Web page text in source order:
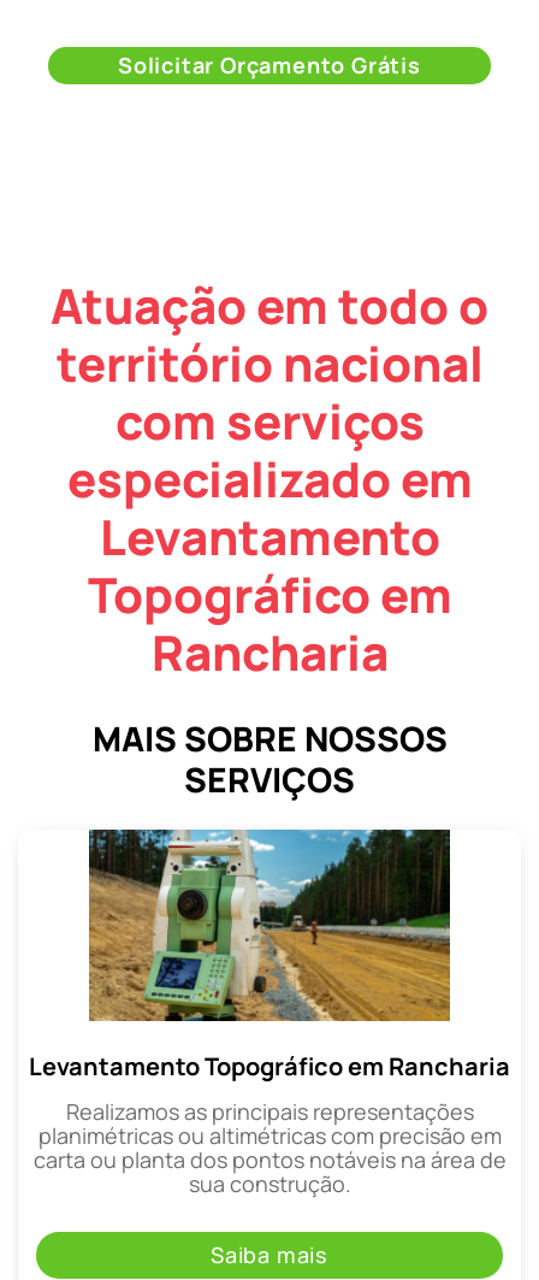
Solicitar Orçamento Grátis
Atuação em todo o
território nacional
com serviços
especializado em
Levantamento
Topográfico em
Rancharia
MAIS SOBRE NOSSOS
SERVIÇOS
Levantamento Topográfico em Rancharia
Realizamos as principais representações
planimétricas ou altimétricas com precisão em
carta ou planta dos pontos notáveis na área de
sua construção.
Saiba mais